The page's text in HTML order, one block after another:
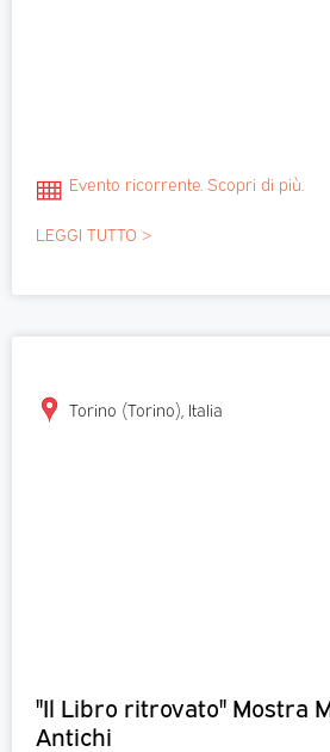
Evento ricorrente. Scopri di più.
LEGGI TUTTO >
Torino (Torino), Italia
"Il Libro ritrovato" Mostra
Antichi